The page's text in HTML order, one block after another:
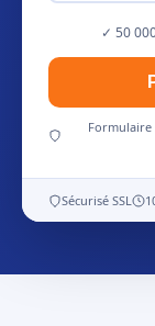
✓ 50
Formulaire
Sécurisé SSL